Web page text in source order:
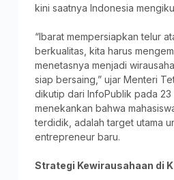
kini saatnya Indonesia
“Ibarat mempersiapkan telur
berkualitas, kita harus
menetasnya menjadi
siap bersaing,” ujar Menteri
dikutip dari InfoPublik pada 23
menekankan bahwa
terdidik, adalah target utama
entrepreneur baru.
Strategi Kewirausahaan di